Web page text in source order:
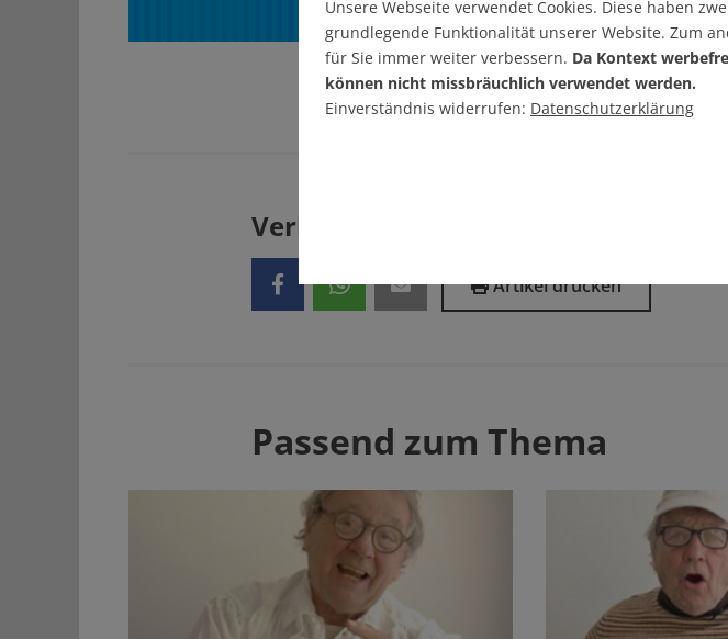
Verbreiten Sie unseren Artikel
Artikel drucken
Passend zum Thema
Unsere Webseite verwendet Cookies. Diese haben
grundlegende Funktionalität unserer Website. Zum
für Sie immer weiter verbessern. Da Kontext
können nicht missbräuchlich verwendet werden.
Einverständnis widerrufen: Datenschutzerklärung